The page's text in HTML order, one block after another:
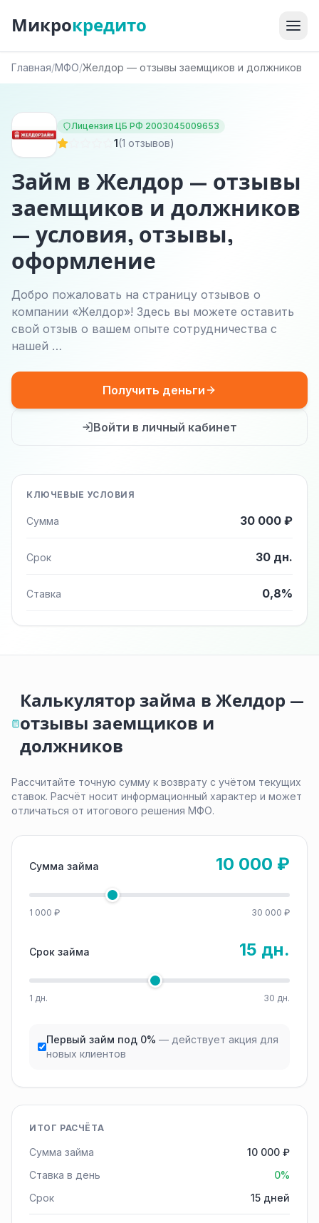
Микрокредито
Главная/МФО/Желдор — отзывы заемщиков и должников
Лицензия ЦБ РФ 2003045009653
1(1 отзывов)
Займ в Желдор — отзывы
заемщиков и должников
— условия, отзывы,
оформление
Добро пожаловать на страницу отзывов о
компании «Желдор»! Здесь вы можете оставить
свой отзыв о вашем опыте сотрудничества с
нашей …
Получить деньги
Войти в личный кабинет
КЛЮЧЕВЫЕ УСЛОВИЯ
Сумма 30 000 ₽
Срок 30 дн.
Ставка 0,8%
Калькулятор займа в Желдор —
отзывы заемщиков и
должников
Рассчитайте точную сумму к возврату с учётом текущих
ставок. Расчёт носит информационный характер и может
отличаться от итогового решения МФО.
Сумма займа 10 000 ₽
1 000 ₽ 30 000 ₽
Срок займа 15 дн.
1 дн. 30 дн.
Первый займ под 0% — действует акция для
новых клиентов
ИТОГ РАСЧЁТА
Сумма займа
10 000 ₽
Ставка в день
0%
Срок
15 дней